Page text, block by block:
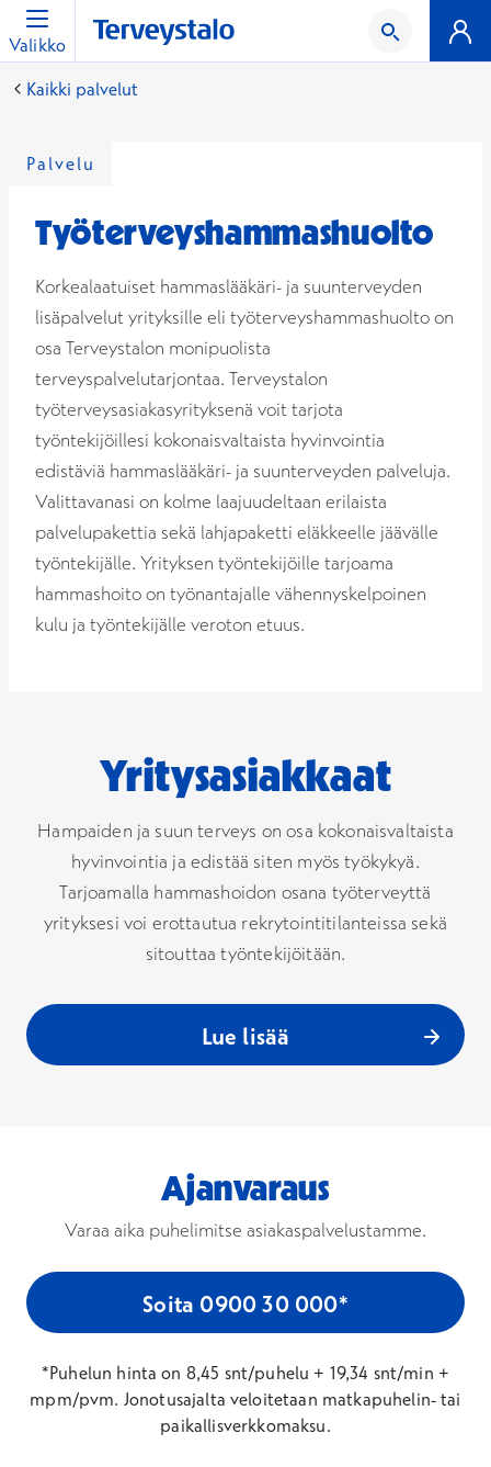
Valikko
Kaikki palvelut
Palvelu
Työterveyshammashuolto
Korkealaatuiset hammaslääkäri- ja suunterveyden
lisäpalvelut yrityksille eli työterveyshammashuolto on
osa Terveystalon monipuolista
terveyspalvelutarjontaa. Terveystalon
työterveysasiakasyrityksenä voit tarjota
työntekijöillesi kokonaisvaltaista hyvinvointia
edistäviä hammaslääkäri- ja suunterveyden palveluja.
Valittavanasi on kolme laajuudeltaan erilaista
palvelupakettia sekä lahjapaketti eläkkeelle jäävälle
työntekijälle. Yrityksen työntekijöille tarjoama
hammashoito on työnantajalle vähennyskelpoinen
kulu ja työntekijälle veroton etuus.
Yritysasiakkaat
Hampaiden ja suun terveys on osa kokonaisvaltaista
hyvinvointia ja edistää siten myös työkykyä.
Tarjoamalla hammashoidon osana työterveyttä
yrityksesi voi erottautua rekrytointitilanteissa sekä
sitouttaa työntekijöitään.
Lue lisää
Ajanvaraus
Varaa aika puhelimitse asiakaspalvelustamme.
Soita 0900 30 000*
*Puhelun hinta on 8,45 snt/puhelu + 19,34 snt/min +
mpm/pvm. Jonotusajalta veloitetaan matkapuhelin- tai
paikallisverkkomaksu.